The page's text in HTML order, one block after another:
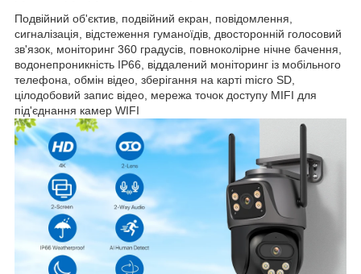
Подвійний об'єктив, подвійний екран, повідомлення,
сигналізація, відстеження гуманоїдів, двосторонній голосовий
зв'язок, моніторинг 360 градусів, повноколірне нічне бачення,
водонепроникність IP66, віддалений моніторинг із мобільного
телефона, обмін відео, зберігання на карті micro SD,
цілодобовий запис відео, мережа точок доступу MIFI для
під'єднання камер WIFI